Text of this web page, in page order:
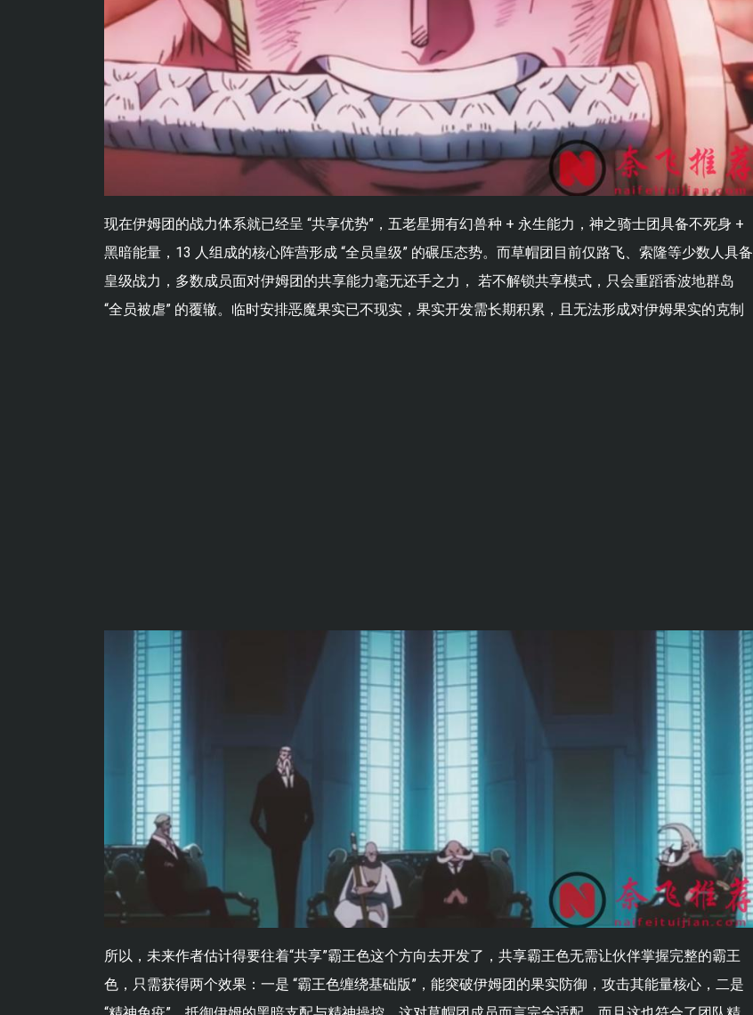
现在伊姆团的战力体系就已经呈 “共享优势”，五老星拥有幻兽种 + 永生能力，神之骑士团具备不死身 +
黑暗能量，13 人组成的核心阵营形成 “全员皇级” 的碾压态势。而草帽团目前仅路飞、索隆等少数人具备
皇级战力，多数成员面对伊姆团的共享能力毫无还手之力， 若不解锁共享模式，只会重蹈香波地群岛
“全员被虐” 的覆辙。临时安排恶魔果实已不现实，果实开发需长期积累，且无法形成对伊姆果实的克制
所以，未来作者估计得要往着“共享”霸王色这个方向去开发了，共享霸王色无需让伙伴掌握完整的霸王
色，只需获得两个效果：一是 “霸王色缠绕基础版”，能突破伊姆团的果实防御，攻击其能量核心，二是